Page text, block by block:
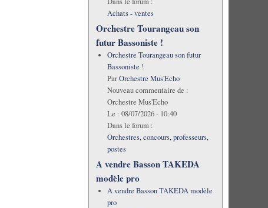
Achats - ventes
Orchestre Tourangeau son
futur Bassoniste !
Orchestre Tourangeau son futur
Bassoniste !
ParOrchestre Mus'Echo
Nouveau commentaire de :
Orchestre Mus'Echo
Le : 08/07/2026 - 10:40
Dans le forum :
Orchestres, concours, professeurs,
postes
A vendre Basson TAKEDA
modèle pro
A vendre Basson TAKEDA modèle
pro